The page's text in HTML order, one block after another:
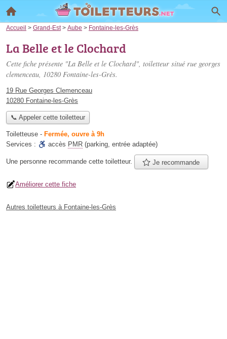
Accueil > Grand-Est > Aube > Fontaine-les-Grès
La Belle et le Clochard
Cette fiche présente "La Belle et le Clochard", toiletteur situé rue georges
clemenceau, 10280 Fontaine-les-Grès.
19 Rue Georges Clemenceau
10280 Fontaine-les-Grès
📞 Appeler cette toiletteur
Toiletteuse - Fermée, ouvre à 9h
Services :
accès PMR (parking, entrée adaptée)
Une personne recommande cette toiletteur. Je recommande
Améliorer cette fiche
Autres toiletteurs à Fontaine-les-Grès